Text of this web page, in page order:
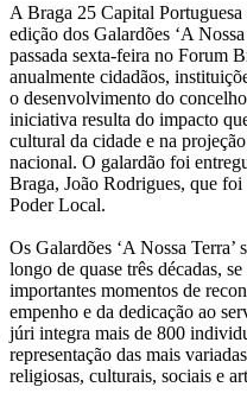
A Braga 25 Capital
edição dos Galardões ‘A
passada sexta-feira no Forum
anualmente cidadãos,
o desenvolvimento do
iniciativa resulta do impacto
cultural da cidade e na
nacional. O galardão foi
Braga, João Rodrigues, que
Poder Local.
Os Galardões ‘A Nossa
longo de quase três décadas,
importantes momentos de
empenho e da dedicação ao
júri integra mais de 800
representação das mais
religiosas, culturais, sociais e